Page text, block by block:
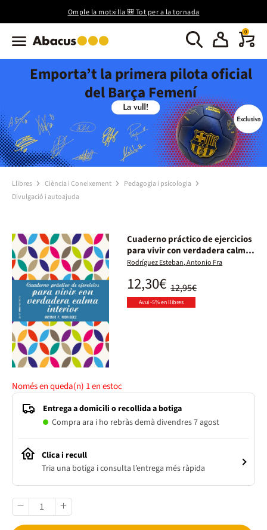
Omple la motxilla 🎒 Tot per a la tornada
0
Emporta’t la primera pilota oficial
del Barça Femení
Llibres Ciència i Coneixement
Pedagogia i psicologia
Divulgació i autoajuda
Cuaderno práctico de ejercicios
para vivir con verdadera calma
interior
Rodríguez Esteban, Antonio Fra
12,95€
12,30€
Avui -5% en llibres
Només en queda(n) 1en estoc
Entrega a domicili o recollida a botiga
Compra ara i ho rebràs demà divendres 7 agost
Clica i recull
Tria una botiga i consulta l’entrega més ràpida